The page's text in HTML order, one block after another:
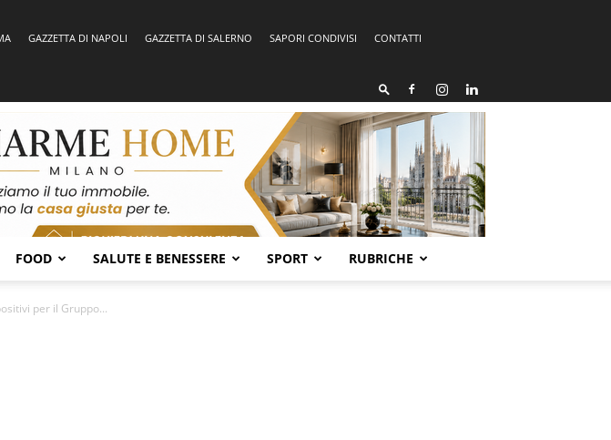
GAZZETTA DI NAPOLI GAZZETTA DI SALERNO SAPORI CONDIVISI
CONTATTI
FOOD SALUTE E BENESSERE SPORT RUBRICHE
per il Gruppo...